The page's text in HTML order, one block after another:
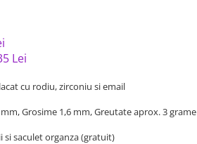
Lei
cu rodiu, zirconiu si email
Grosime 1,6 mm, Greutate aprox. 3 grame
si saculet organza (gratuit)